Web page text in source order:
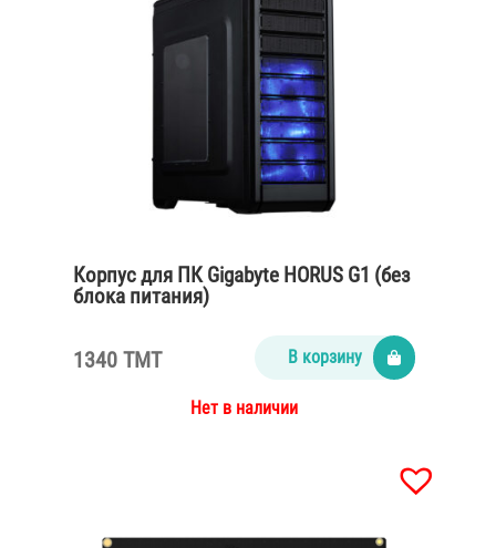
Корпус для ПК Gigabyte HORUS G1 (без
блока питания)
1340 TMT В корзину
Нет в наличии